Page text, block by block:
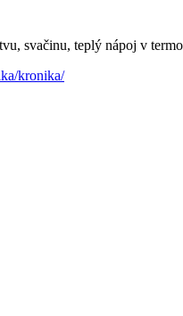
svačinu, teplý nápoj v
kronika/